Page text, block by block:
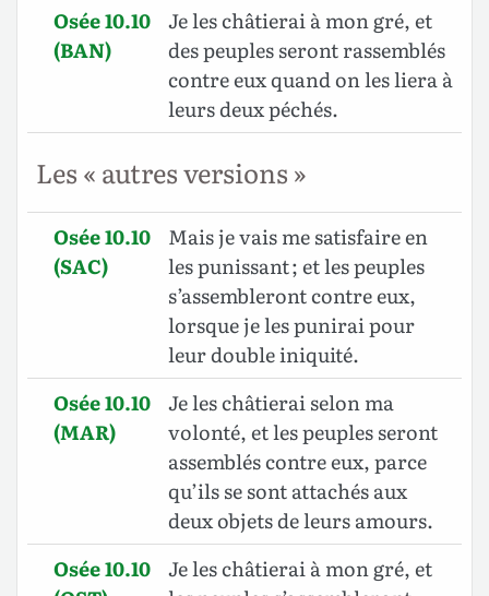
Osée 10.10
(BAN)
Je les châtierai à mon gré, et
des peuples seront rassemblés
contre eux quand on les liera à
leurs deux péchés.
Les « autres versions »
Osée 10.10
(SAC)
Mais je vais me satisfaire en
les punissant ; et les peuples
s’assembleront contre eux,
lorsque je les punirai pour
leur double iniquité.
Osée 10.10
(MAR)
Je les châtierai selon ma
volonté, et les peuples seront
assemblés contre eux, parce
qu’ils se sont attachés aux
deux objets de leurs amours.
Osée 10.10 Je les châtierai à mon gré, et